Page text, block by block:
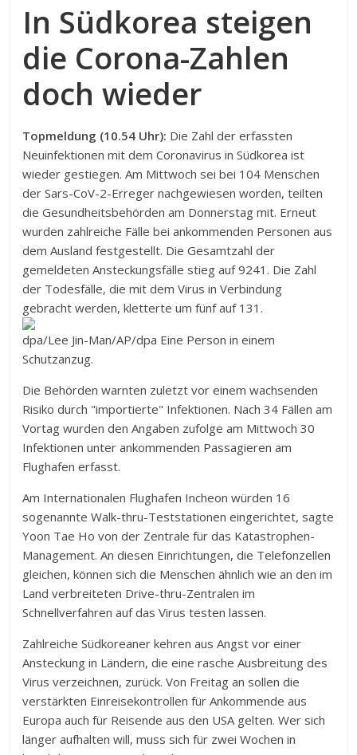
In Südkorea steigen
die Corona-Zahlen
doch wieder
Topmeldung (10.54 Uhr): Die Zahl der erfassten
Neuinfektionen mit dem Coronavirus in Südkorea ist
wieder gestiegen. Am Mittwoch sei bei 104 Menschen
der Sars-CoV-2-Erreger nachgewiesen worden, teilten
die Gesundheitsbehörden am Donnerstag mit. Erneut
wurden zahlreiche Fälle bei ankommenden Personen aus
dem Ausland festgestellt. Die Gesamtzahl der
gemeldeten Ansteckungsfälle stieg auf 9241. Die Zahl
der Todesfälle, die mit dem Virus in Verbindung
gebracht werden, kletterte um fünf auf 131.
dpa/Lee Jin-Man/AP/dpa Eine Person in einem
Schutzanzug.
Die Behörden warnten zuletzt vor einem wachsenden
Risiko durch "importierte" Infektionen. Nach 34 Fällen am
Vortag wurden den Angaben zufolge am Mittwoch 30
Infektionen unter ankommenden Passagieren am
Flughafen erfasst.
Am Internationalen Flughafen Incheon würden 16
sogenannte Walk-thru-Teststationen eingerichtet, sagte
Yoon Tae Ho von der Zentrale für das Katastrophen-
Management. An diesen Einrichtungen, die Telefonzellen
gleichen, können sich die Menschen ähnlich wie an den im
Land verbreiteten Drive-thru-Zentralen im
Schnellverfahren auf das Virus testen lassen.
Zahlreiche Südkoreaner kehren aus Angst vor einer
Ansteckung in Ländern, die eine rasche Ausbreitung des
Virus verzeichnen, zurück. Von Freitag an sollen die
verstärkten Einreisekontrollen für Ankommende aus
Europa auch für Reisende aus den USA gelten. Wer sich
länger aufhalten will, muss sich für zwei Wochen in